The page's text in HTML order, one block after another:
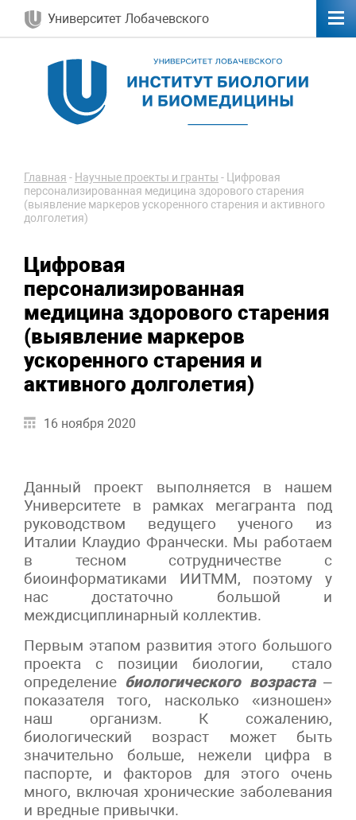
Университет Лобачевского
Главная - Научные проекты и гранты - Цифровая
персонализированная медицина здорового старения
(выявление маркеров ускоренного старения и активного
долголетия)
Цифровая
персонализированная
медицина здорового старения
(выявление маркеров
ускоренного старения и
активного долголетия)
16 ноября 2020
Данный проект выполняется в нашем
Университете в рамках мегагранта под
руководством ведущего ученого из
Италии Клаудио Франчески. Мы работаем
в тесном сотрудничестве с
биоинформатиками ИИТММ, поэтому у
нас достаточно большой и
междисциплинарный коллектив.
Первым этапом развития этого большого
проекта с позиции биологии, стало
определение биологического возраста–
показателя того, насколько «изношен»
наш организм. К сожалению,
биологический возраст может быть
значительно больше, нежели цифра в
паспорте, и факторов для этого очень
много, включая хронические заболевания
и вредные привычки.